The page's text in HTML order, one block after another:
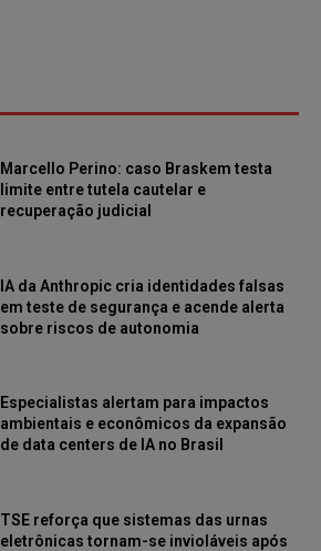
Marcello Perino: caso Braskem testa
limite entre tutela cautelar e
recuperação judicial
IA da Anthropic cria identidades falsas
em teste de segurança e acende alerta
sobre riscos de autonomia
Especialistas alertam para impactos
ambientais e econômicos da expansão
de data centers de IA no Brasil
TSE reforça que sistemas das urnas
eletrônicas tornam-se invioláveis após